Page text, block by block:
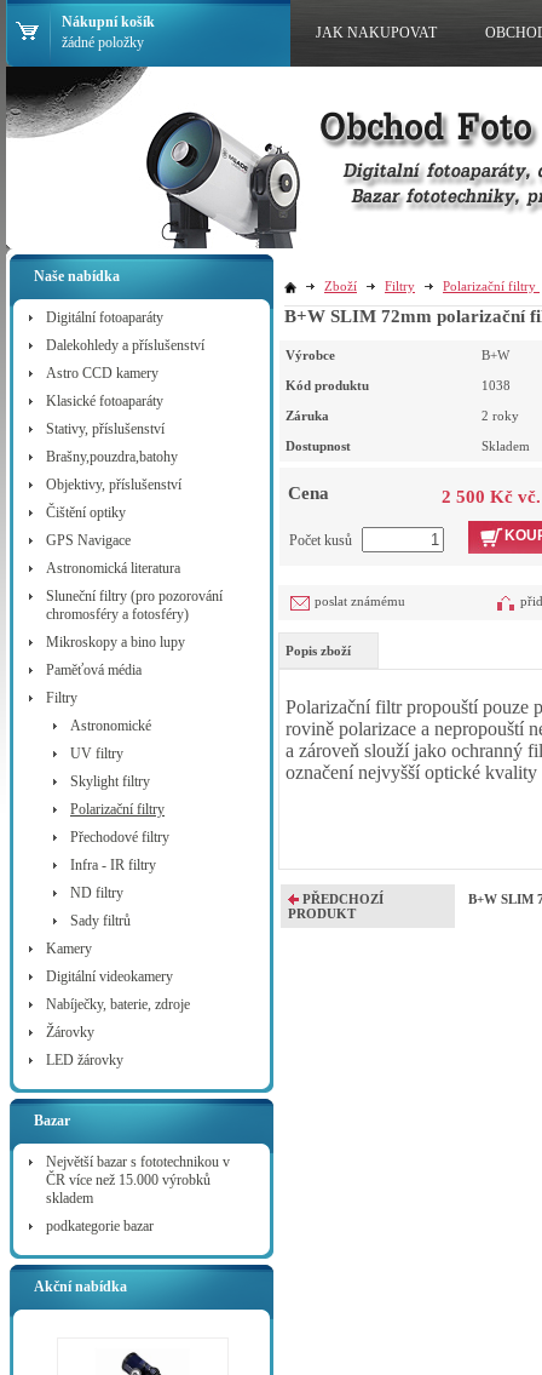
Naše nabídka
Digitální fotoaparáty
Dalekohledy a příslušenství
Astro CCD kamery
Klasické fotoaparáty
Stativy, příslušenství
Brašny,pouzdra,batohy
Objektivy, příslušenství
Čištění optiky
GPS Navigace
Astronomická literatura
Sluneční filtry (pro pozorování
chromosféry a fotosféry)
Mikroskopy a bino lupy
Paměťová média
Filtry
Astronomické
UV filtry
Skylight filtry
Polarizační filtry
Přechodové filtry
Infra - IR filtry
ND filtry
Sady filtrů
Kamery
Digitální videokamery
Nabíječky, baterie, zdroje
Žárovky
LED žárovky
Bazar
Největší bazar s fototechnikou v
ČR více než 15.000 výrobků
skladem
podkategorie bazar
Akční nabídka
Zboží Filtry Polarizační filtry
Výrobce B+W
Kód produktu 1038
Záruka 2 roky
Dostupnost Skladem
Cena 2 500 Kč
Počet kusů
poslat známému
Popis zboží
Polarizační filtr propouští pouze
rovině polarizace a nepropouští
a zároveň slouží jako ochranný
označení nejvyšší optické
PŘEDCHOZÍ
PRODUKT
B+W SLIM
Nákupní košík
žádné položky
JAK NAKUPOVAT